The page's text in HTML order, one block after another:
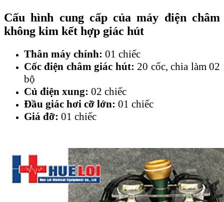
Cấu hình cung cấp của máy điện châm
không kim kết hợp giác hút
Thân máy chính: 01 chiếc
Cốc điện châm giác hút: 20 cốc, chia làm 02
bộ
Củ điện xung: 02 chiếc
Đầu giác hơi cỡ lớn: 01 chiếc
Giá đỡ: 01 chiếc